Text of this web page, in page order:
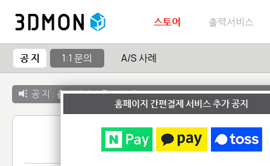
스토어 출력서비스
공 지 1:1 문의 A/S 사례
공 지 : 출력서비스 종료 안내
1:1 문
홈페이지 간편결제 서비스 추가 공지